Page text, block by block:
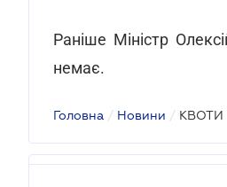
Раніше Міністр
немає.
Головна / Новини / КВОТИ